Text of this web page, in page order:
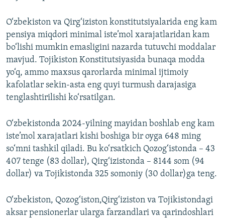
O‘zbekiston va Qirg‘iziston konstitutsiyalarida eng kam
pensiya miqdori minimal iste’mol xarajatlaridan kam
bo‘lishi mumkin emasligini nazarda tutuvchi moddalar
mavjud. Tojikiston Konstitutsiyasida bunaqa modda
yo‘q, ammo maxsus qarorlarda minimal ijtimoiy
kafolatlar sekin-asta eng quyi turmush darajasiga
tenglashtirilishi ko‘rsatilgan.
O‘zbekistonda 2024-yilning mayidan boshlab eng kam
iste’mol xarajatlari kishi boshiga bir oyga 648 ming
so‘mni tashkil qiladi. Bu ko‘rsatkich Qozog‘istonda – 43
407 tenge (83 dollar), Qirg‘izistonda – 8144 som (94
dollar) va Tojikistonda 325 somoniy (30 dollar)ga teng.
O‘zbekiston, Qozog‘iston,Qirg‘iziston va Tojikistondagi
aksar pensionerlar ularga farzandlari va qarindoshlari